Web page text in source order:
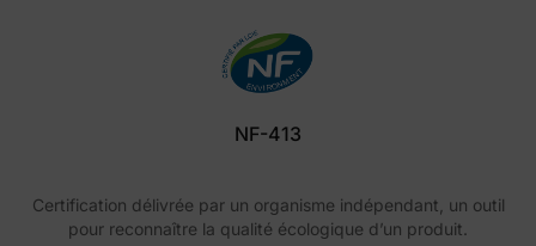
NF-413
Certification délivrée par un organisme indépendant, un outil
pour reconnaître la qualité écologique d’un produit.